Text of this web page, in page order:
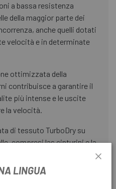
a bassa resistenza
della maggior parte dei
anche quelli dotati
velocità e in determinate
ottimizzata della
contribuisce a garantire il
più intense e le uscite
la velocità.
di tessuto TurboDry su
compresi las cinturini e la
assorbimento del sudore e
tecnologia di
LINGUA